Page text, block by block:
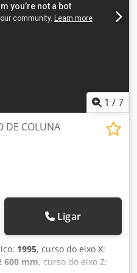
1 /7
DE COLUNA
Ligar
1995, curso do eixo X:
600 mm, curso do eixo Z: